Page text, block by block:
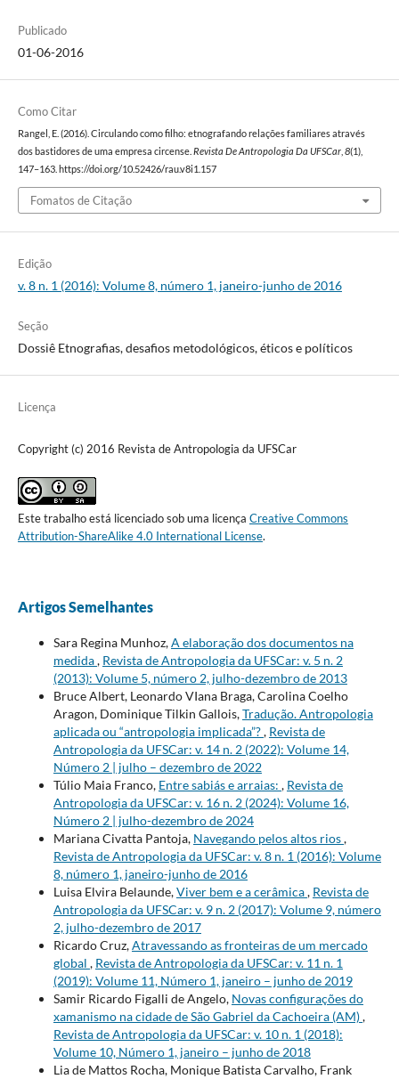
Publicado
01-06-2016
Como Citar
Rangel, E. (2016). Circulando como filho: etnografando relações familiares através
dos bastidores de uma empresa circense. Revista De Antropologia Da UFSCar, 8(1),
147–163. https://doi.org/10.52426/rau.v8i1.157
Fomatos de Citação
Edição
v. 8 n. 1 (2016): Volume 8, número 1, janeiro-junho de 2016
Seção
Dossiê Etnografias, desafios metodológicos, éticos e políticos
Licença
Copyright (c) 2016 Revista de Antropologia da UFSCar
Este trabalho está licenciado sob uma licença Creative Commons
Attribution-ShareAlike 4.0 International License.
Artigos Semelhantes
Sara Regina Munhoz,A elaboração dos documentos na
medida, Revista de Antropologia da UFSCar: v. 5 n. 2
(2013): Volume 5, número 2, julho-dezembro de 2013
Bruce Albert, Leonardo VIana Braga, Carolina Coelho
Aragon, Dominique Tilkin Gallois,Tradução. Antropologia
aplicada ou “antropologia implicada”?, Revista de
Antropologia da UFSCar: v. 14 n. 2 (2022): Volume 14,
Número 2 | julho – dezembro de 2022
Túlio Maia Franco, Entre sabiás e arraias: , Revista de
Antropologia da UFSCar: v. 16 n. 2 (2024): Volume 16,
Número 2 | julho-dezembro de 2024
Mariana Civatta Pantoja, Navegando pelos altos rios,
Revista de Antropologia da UFSCar: v. 8 n. 1 (2016): Volume
8, número 1, janeiro-junho de 2016
Luisa Elvira Belaunde,Viver bem e a cerâmica, Revista de
Antropologia da UFSCar: v. 9 n. 2 (2017): Volume 9, número
2, julho-dezembro de 2017
Ricardo Cruz,Atravessando as fronteiras de um mercado
global , Revista de Antropologia da UFSCar: v. 11 n. 1
(2019): Volume 11, Número 1, janeiro – junho de 2019
Samir Ricardo Figalli de Angelo, Novas configurações do
xamanismo na cidade de São Gabriel da Cachoeira (AM),
Revista de Antropologia da UFSCar: v. 10 n. 1 (2018):
Volume 10, Número 1, janeiro – junho de 2018
Lia de Mattos Rocha, Monique Batista Carvalho, Frank